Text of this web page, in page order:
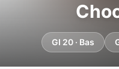
GI 20 · Bas